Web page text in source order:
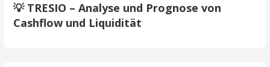
💡 TRESIO – Analyse und Prognose von
Cashflow und Liquidität